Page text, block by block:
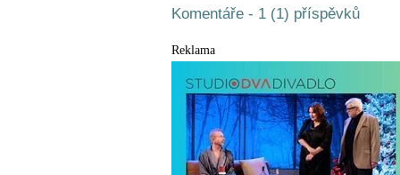
Komentáře - 1 (1) příspěvků
Reklama